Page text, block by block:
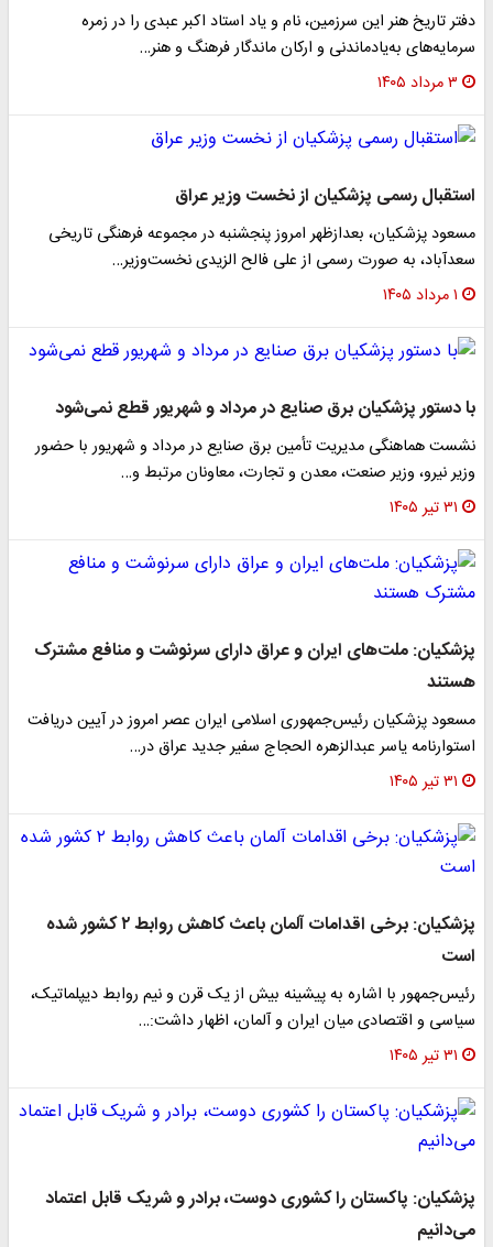
دفتر تاریخ هنر این سرزمین، نام و یاد استاد اکبر عبدی را در زمره
سرمایه‌های به‌یادماندنی و ارکان ماندگار فرهنگ و هنر…
۳ مرداد ۱۴۰۵
استقبال رسمی پزشکیان از نخست‌ وزیر عراق
مسعود پزشکیان، بعدازظهر امروز پنجشنبه در مجموعه فرهنگی تاریخی
سعدآباد، به‌ صورت رسمی از علی فالح الزیدی نخست‌وزیر…
۱ مرداد ۱۴۰۵
با دستور پزشکیان برق صنایع در مرداد و شهریور قطع نمی‌شود
نشست هماهنگی مدیریت تأمین برق صنایع در مرداد و شهریور با حضور
وزیر نیرو، وزیر صنعت، معدن و تجارت، معاونان مرتبط و…
۳۱ تیر ۱۴۰۵
پزشکیان: ملت‌های ایران و عراق دارای سرنوشت و منافع مشترک
هستند
مسعود پزشکیان رئیس‌جمهوری اسلامی ایران عصر امروز در آیین دریافت
استوارنامه یاسر عبدالزهره الحجاج سفیر جدید عراق در…
۳۱ تیر ۱۴۰۵
پزشکیان: برخی اقدامات آلمان باعث کاهش روابط ۲ کشور شده
است
رئیس‌جمهور با اشاره به پیشینه بیش از یک قرن و نیم روابط دیپلماتیک،
سیاسی و اقتصادی میان ایران و آلمان، اظهار داشت:…
۳۱ تیر ۱۴۰۵
پزشکیان: پاکستان را کشوری دوست، برادر و شریک قابل اعتماد
می‌دانیم